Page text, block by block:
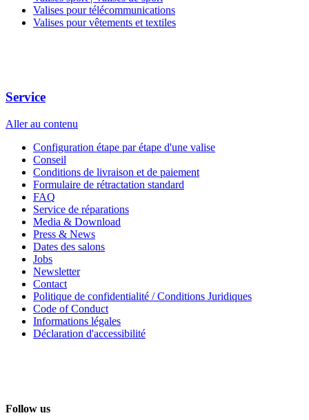
Valises pour télécommunications
Valises pour vêtements et textiles
Service
Aller au contenu
Configuration étape par étape d'une valise
Conseil
Conditions de livraison et de paiement
Formulaire de rétractation standard
FAQ
Service de réparations
Media & Download
Press & News
Dates des salons
Jobs
Newsletter
Contact
Politique de confidentialité / Conditions Juridiques
Code of Conduct
Informations légales
Déclaration d'accessibilité
Follow us